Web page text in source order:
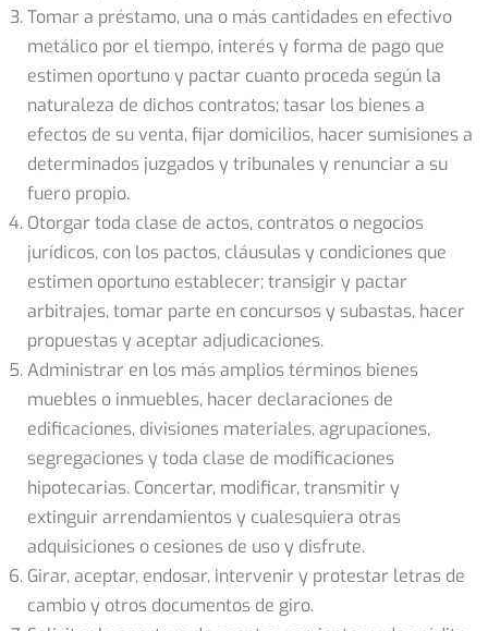
Tomar a préstamo, una o más cantidades en efectivo
metálico por el tiempo, interés y forma de pago que
estimen oportuno y pactar cuanto proceda según la
naturaleza de dichos contratos; tasar los bienes a
efectos de su venta, fijar domicilios, hacer sumisiones a
determinados juzgados y tribunales y renunciar a su
fuero propio.
Otorgar toda clase de actos, contratos o negocios
jurídicos, con los pactos, cláusulas y condiciones que
estimen oportuno establecer; transigir y pactar
arbitrajes, tomar parte en concursos y subastas, hacer
propuestas y aceptar adjudicaciones.
Administrar en los más amplios términos bienes
muebles o inmuebles, hacer declaraciones de
edificaciones, divisiones materiales, agrupaciones,
segregaciones y toda clase de modificaciones
hipotecarias. Concertar, modificar, transmitir y
extinguir arrendamientos y cualesquiera otras
adquisiciones o cesiones de uso y disfrute.
Girar, aceptar, endosar, intervenir y protestar letras de
cambio y otros documentos de giro.